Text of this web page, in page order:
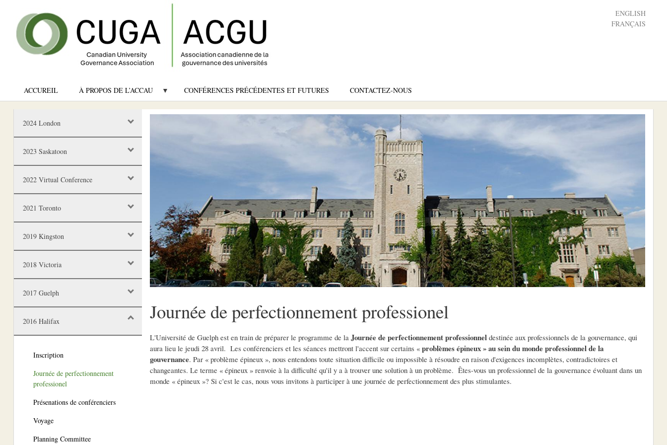
ENGLISH
FRANÇAIS
ACCUREIL À PROPOS DE L’ACCAU CONFÉRENCES PRÉCÉDENTES ET FUTURES CONTACTEZ-NOUS
2024 London
2023 Saskatoon
2022 Virtual Conference
2021 Toronto
2019 Kingston
2018 Victoria
2017 Guelph
2016 Halifax
Inscription
Journée de perfectionnement
professionel
Présenations de conférenciers
Voyage
Planning Committee
Journée de perfectionnement professionel
L'Université de Guelph est en train de préparer le programme de la Journée de perfectionnement professionneldestinée aux professionnels de la gouvernance, qui
aura lieu le jeudi 28 avril. Les conférenciers et les séances mettront l'accent sur certains « problèmes épineux » au sein du monde professionnel de la
gouvernance. Par « problème épineux », nous entendons toute situation difficile ou impossible à résoudre en raison d'exigences incomplètes, contradictoires et
changeantes. Le terme « épineux » renvoie à la difficulté qu'il y a à trouver une solution à un problème. Êtes-vous un professionnel de la gouvernance évoluant dans un
monde « épineux »? Si c'est le cas, nous vous invitons à participer à une journée de perfectionnement des plus stimulantes.